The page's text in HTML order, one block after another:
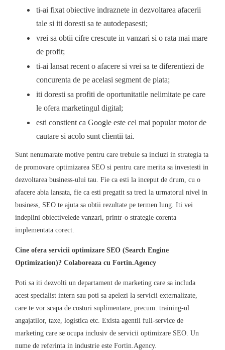
ti-ai fixat obiective indraznete in dezvoltarea afacerii
tale si iti doresti sa te autodepasesti;
vrei sa obtii cifre crescute in vanzari si o rata mai mare
de profit;
ti-ai lansat recent o afacere si vrei sa te diferentiezi de
concurenta de pe acelasi segment de piata;
iti doresti sa profiti de oportunitatile nelimitate pe care
le ofera marketingul digital;
esti constient ca Google este cel mai popular motor de
cautare si acolo sunt clientii tai.
Sunt nenumarate motive pentru care trebuie sa incluzi in strategia ta
de promovare optimizarea SEO si pentru care merita sa investesti in
dezvoltarea business-ului tau. Fie ca esti la inceput de drum, cu o
afacere abia lansata, fie ca esti pregatit sa treci la urmatorul nivel in
business, SEO te ajuta sa obtii rezultate pe termen lung. Iti vei
indeplini obiectivelede vanzari, printr-o strategie corenta
implementata corect.
Cine ofera servicii optimizare SEO (Search Engine
Optimization)? Colaboreaza cu Fortin.Agency
Poti sa iti dezvolti un departament de marketing care sa includa
acest specialist intern sau poti sa apelezi la servicii externalizate,
care te vor scapa de costuri suplimentare, precum: training-ul
angajatilor, taxe, logistica etc. Exista agentii full-service de
marketing care se ocupa inclusiv de servicii optimizare SEO. Un
nume de referinta in industrie este Fortin.Agency.